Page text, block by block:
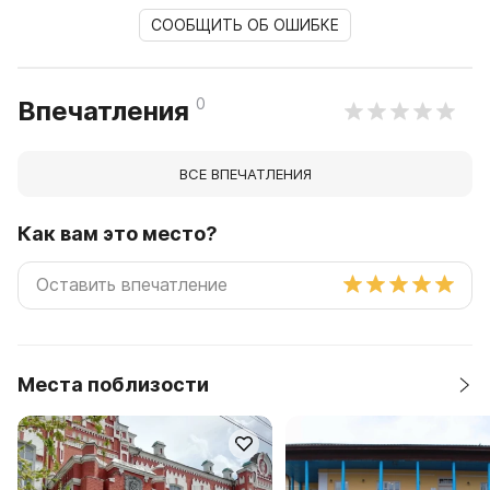
СООБЩИТЬ ОБ ОШИБКЕ
Впечатления 0
ВСЕ ВПЕЧАТЛЕНИЯ
Как вам это место?
Места поблизости